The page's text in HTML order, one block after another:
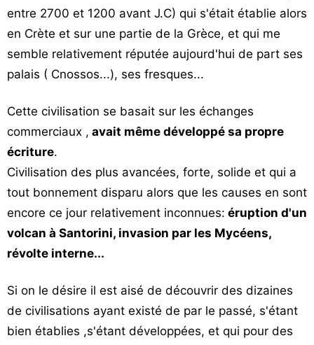
entre 2700 et 1200 avant J.C) qui s'était établie alors
en Crète et sur une partie de la Grèce, et qui me
semble relativement réputée aujourd'hui de part ses
palais ( Cnossos...), ses fresques...
Cette civilisation se basait sur les échanges
commerciaux , avait même développé sa propre
écriture.
Civilisation des plus avancées, forte, solide et qui a
tout bonnement disparu alors que les causes en sont
encore ce jour relativement inconnues: éruption d'un
volcan à Santorini, invasion par les Mycéens,
révolte interne...
Si on le désire il est aisé de découvrir des dizaines
de civilisations ayant existé de par le passé, s'étant
bien établies ,s'étant développées, et qui pour des